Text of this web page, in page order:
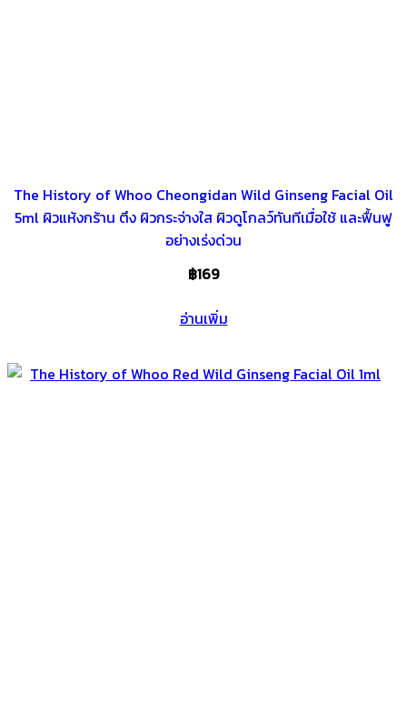
The History of Whoo Cheongidan Wild Ginseng Facial Oil
5ml ผิวแห้งกร้าน ตึง ผิวกระจ่างใส ผิวดูโกลว์ทันทีเมื่อใช้ และฟื้นฟู
อย่างเร่งด่วน
฿169
อ่านเพิ่ม